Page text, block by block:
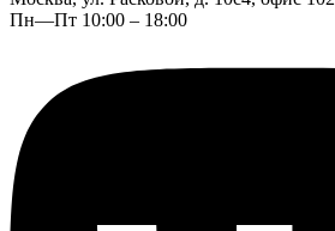
Пн—Пт 10:00 – 18:00